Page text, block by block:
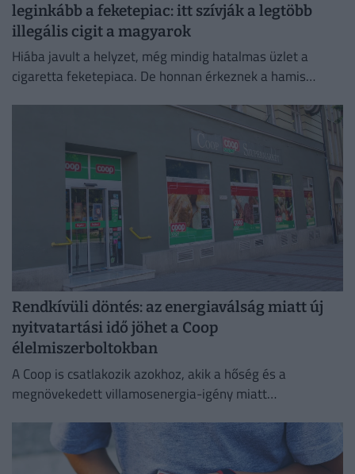
leginkább a feketepiac: itt szívják a legtöbb
illegális cigit a magyarok
Hiába javult a helyzet, még mindig hatalmas üzlet a
cigaretta feketepiaca. De honnan érkeznek a hamis
Rendkívüli döntés: az energiaválság miatt új
nyitvatartási idő jöhet a Coop
élelmiszerboltokban
A Coop is csatlakozik azokhoz, akik a hőség és a
megnövekedett villamosenergia-igény miatt